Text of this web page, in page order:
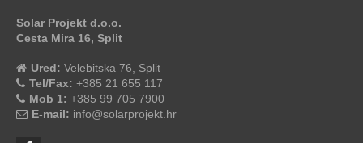
Solar Projekt d.o.o.
Cesta Mira 16, Split
Ured: Velebitska 76, Split
Tel/Fax: +385 21 655 117
Mob 1: +385 99 705 7900
E-mail: info@solarprojekt.hr